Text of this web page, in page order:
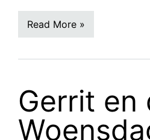
Read More »
Gerrit en